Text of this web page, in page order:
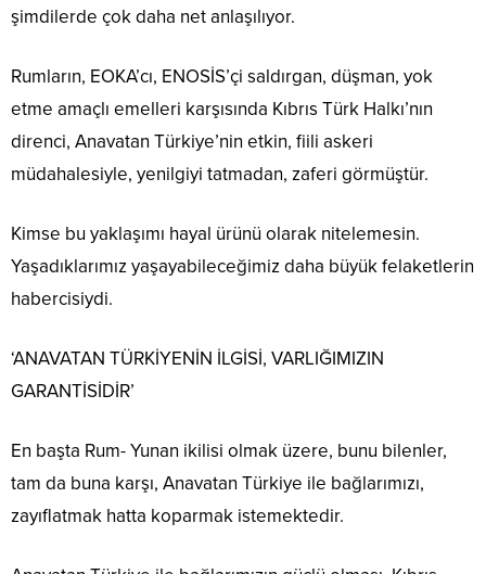
şimdilerde çok daha net anlaşılıyor.
Rumların, EOKA’cı, ENOSİS’çi saldırgan, düşman, yok
etme amaçlı emelleri karşısında Kıbrıs Türk Halkı’nın
direnci, Anavatan Türkiye’nin etkin, fiili askeri
müdahalesiyle, yenilgiyi tatmadan, zaferi görmüştür.
Kimse bu yaklaşımı hayal ürünü olarak nitelemesin.
Yaşadıklarımız yaşayabileceğimiz daha büyük felaketlerin
habercisiydi.
‘ANAVATAN TÜRKİYENİN İLGİSİ, VARLIĞIMIZIN
GARANTİSİDİR’
En başta Rum- Yunan ikilisi olmak üzere, bunu bilenler,
tam da buna karşı, Anavatan Türkiye ile bağlarımızı,
zayıflatmak hatta koparmak istemektedir.